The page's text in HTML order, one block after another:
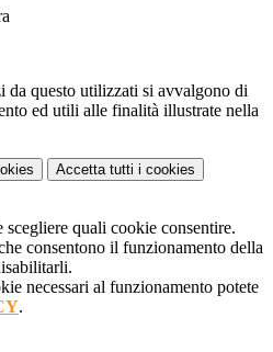
da questo utilizzati si avvalgono di
ed utili alle finalità illustrate nella
Accetta tutti i cookies
scegliere quali cookie consentire.
consentono il funzionamento della
necessari al funzionamento potete
.